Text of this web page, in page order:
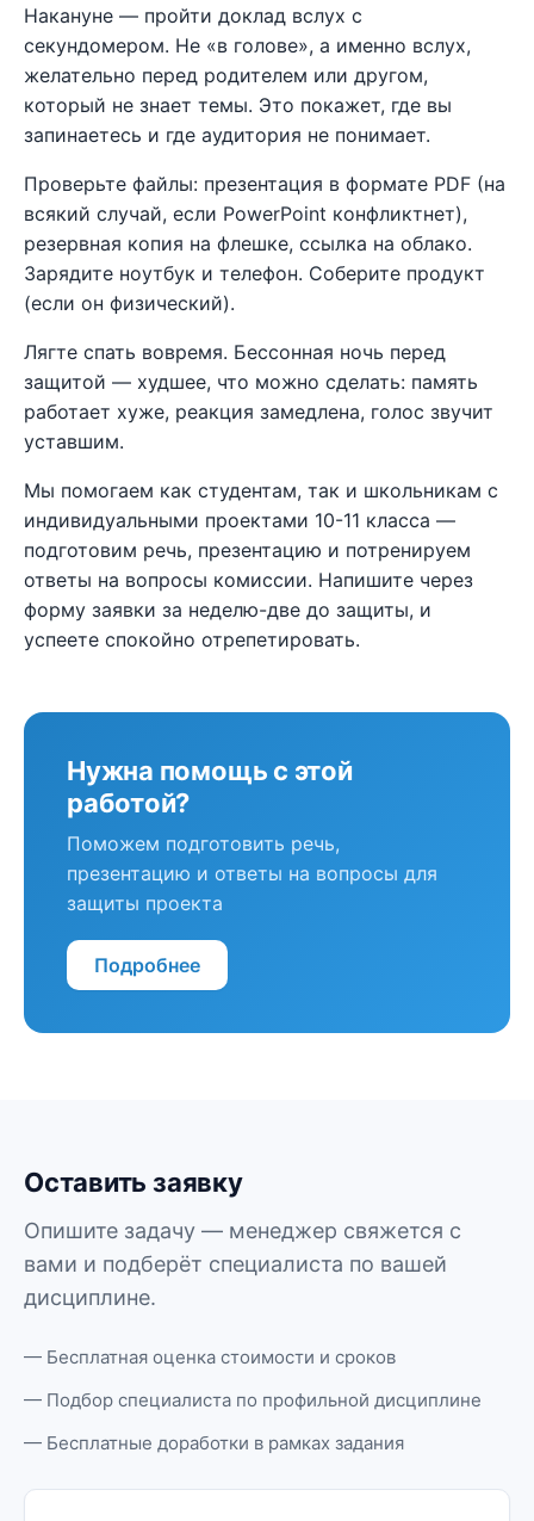
Накануне — пройти доклад вслух с
секундомером. Не «в голове», а именно вслух,
желательно перед родителем или другом,
который не знает темы. Это покажет, где вы
запинаетесь и где аудитория не понимает.
Проверьте файлы: презентация в формате PDF (на
всякий случай, если PowerPoint конфликтнет),
резервная копия на флешке, ссылка на облако.
Зарядите ноутбук и телефон. Соберите продукт
(если он физический).
Лягте спать вовремя. Бессонная ночь перед
защитой — худшее, что можно сделать: память
работает хуже, реакция замедлена, голос звучит
уставшим.
Мы помогаем как студентам, так и школьникам с
индивидуальными проектами 10-11 класса —
подготовим речь, презентацию и потренируем
ответы на вопросы комиссии. Напишите через
форму заявки за неделю-две до защиты, и
успеете спокойно отрепетировать.
Нужна помощь с этой
работой?
Поможем подготовить речь,
презентацию и ответы на вопросы для
защиты проекта
Подробнее
Оставить заявку
Опишите задачу — менеджер свяжется с
вами и подберёт специалиста по вашей
дисциплине.
— Бесплатная оценка стоимости и сроков
— Подбор специалиста по профильной дисциплине
— Бесплатные доработки в рамках задания